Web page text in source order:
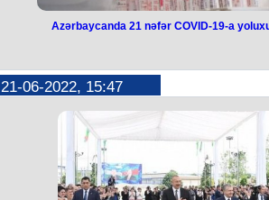
Azərbaycanda 21 nəfər COVID-19-a
21-06-2022, 15:47